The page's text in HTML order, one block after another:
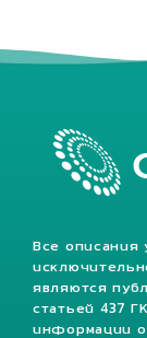
Все описания
являются
статьей 437
информации о